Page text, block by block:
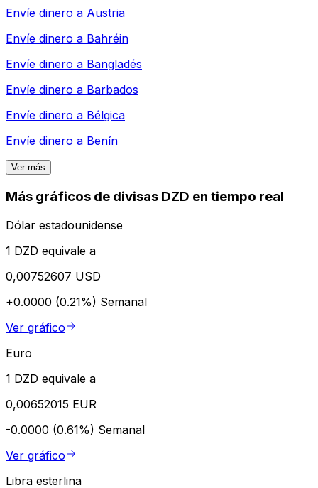
Envíe dinero a Austria
Envíe dinero a Bahréin
Envíe dinero a Bangladés
Envíe dinero a Barbados
Envíe dinero a Bélgica
Envíe dinero a Benín
Ver más
Más gráficos de divisas DZD en tiempo real
Dólar estadounidense
1 DZD equivale a
0,00752607 USD
+0.0000 (0.21%) Semanal
Ver gráfico
Euro
1 DZD equivale a
0,00652015 EUR
-0.0000 (0.61%) Semanal
Ver gráfico
Libra esterlina